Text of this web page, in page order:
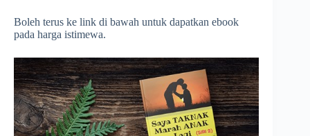
Boleh terus ke link di bawah untuk dapatkan ebook
pada harga istimewa.